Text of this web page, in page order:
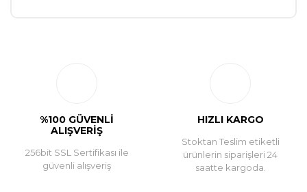
%100 GÜVENLİ
ALIŞVERİŞ
256bit SSL Sertifikası ile
güvenli alışveriş
HIZLI KARGO
Stoktan Teslim etiketli
ürünlerin siparişleri 24
saatte kargoda.